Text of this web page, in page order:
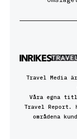
Travel Media
Våra egna
Travel Report.
områdena